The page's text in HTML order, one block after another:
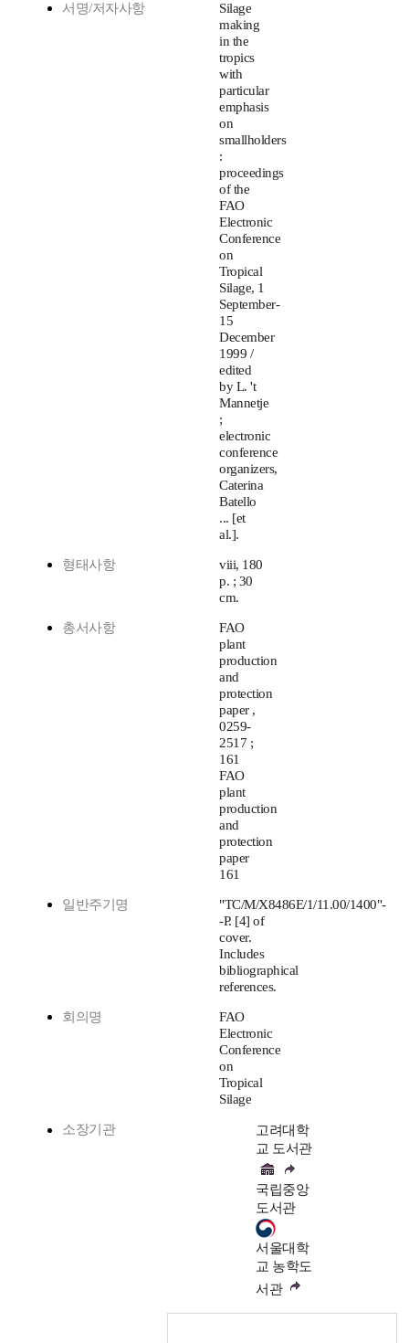
서명/저자사항
Silage
making
in the
tropics
with
particular
emphasis
on
smallholders
:
proceedings
of the
FAO
Electronic
Conference
on
Tropical
Silage, 1
September-
15
December
1999 /
edited
by L. 't
Mannetje
;
electronic
conference
organizers,
Caterina
Batello
... [et
al.].
형태사항
viii, 180
p. ; 30
cm.
총서사항
FAO
plant
production
and
protection
paper ,
0259-
2517 ;
161
FAO
plant
production
and
protection
paper
161
일반주기명
"TC/M/X8486E/1/11.00/1400"-
-P. [4] of
cover.
Includes
bibliographical
references.
회의명
FAO
Electronic
Conference
on
Tropical
Silage
소장기관
고려대학
교 도서관
국립중앙
도서관
서울대학
교 농학도
서관